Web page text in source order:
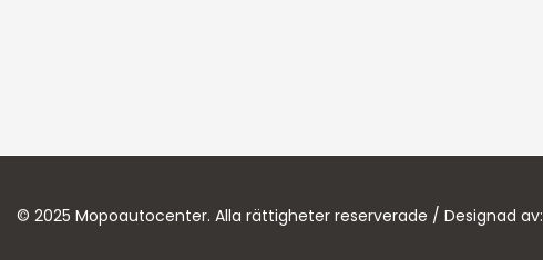
© 2025 Mopoautocenter. Alla rättigheter reserverade / Designad av: